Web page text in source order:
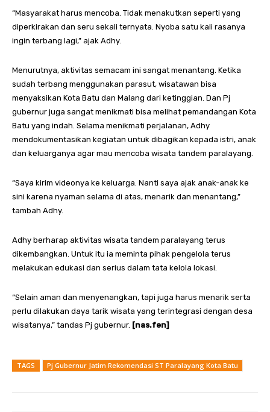
“Masyarakat harus mencoba. Tidak menakutkan seperti yang
diperkirakan dan seru sekali ternyata. Nyoba satu kali rasanya
ingin terbang lagi,” ajak Adhy.
Menurutnya, aktivitas semacam ini sangat menantang. Ketika
sudah terbang menggunakan parasut, wisatawan bisa
menyaksikan Kota Batu dan Malang dari ketinggian. Dan Pj
gubernur juga sangat menikmati bisa melihat pemandangan Kota
Batu yang indah. Selama menikmati perjalanan, Adhy
mendokumentasikan kegiatan untuk dibagikan kepada istri, anak
dan keluarganya agar mau mencoba wisata tandem paralayang.
“Saya kirim videonya ke keluarga. Nanti saya ajak anak-anak ke
sini karena nyaman selama di atas, menarik dan menantang,”
tambah Adhy.
Adhy berharap aktivitas wisata tandem paralayang terus
dikembangkan. Untuk itu ia meminta pihak pengelola terus
melakukan edukasi dan serius dalam tata kelola lokasi.
“Selain aman dan menyenangkan, tapi juga harus menarik serta
perlu dilakukan daya tarik wisata yang terintegrasi dengan desa
wisatanya,” tandas Pj gubernur. [nas.fen]
TAGS Pj Gubernur Jatim Rekomendasi ST Paralayang Kota Batu